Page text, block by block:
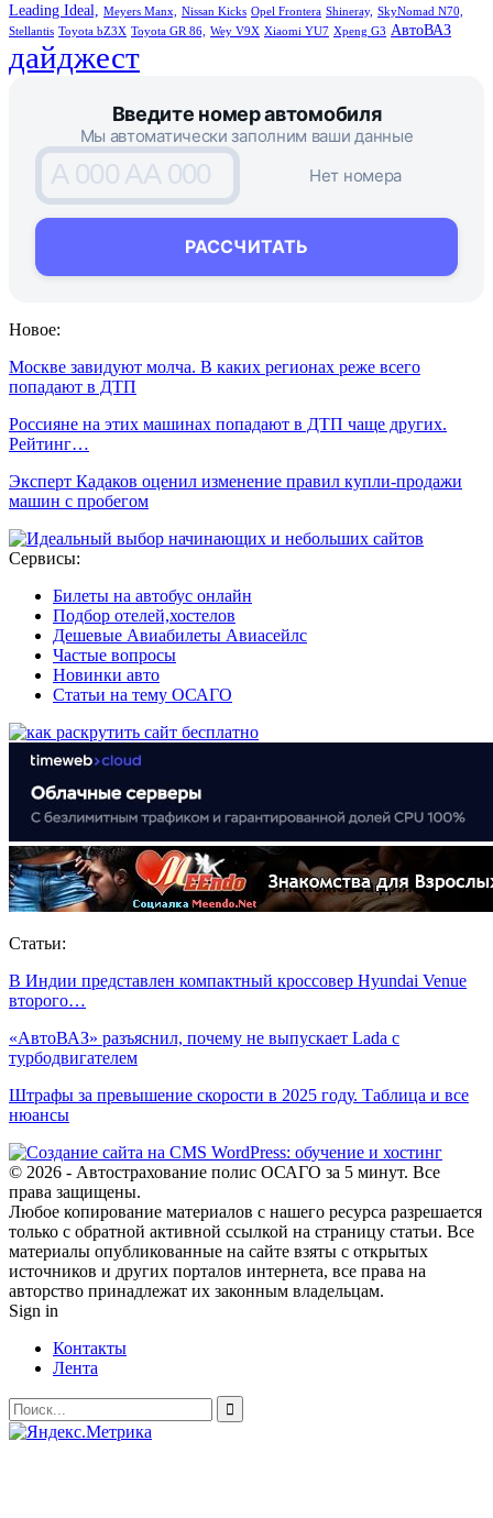
Leading Ideal, Meyers Manx, Nissan Kicks Opel Frontera Shineray, SkyNomad N70,
Stellantis Toyota bZ3X Toyota GR 86, Wey V9X Xiaomi YU7 Xpeng G3 АвтоВАЗ
дайджест
Введите номер автомобиля
Мы автоматически заполним ваши данные
A 000 AA 000
РАССЧИТАТЬ
Нет номера
Новое:
Москве завидуют молча. В каких регионах реже всего
попадают в ДТП
Россияне на этих машинах попадают в ДТП чаще других.
Рейтинг…
Эксперт Кадаков оценил изменение правил купли-продажи
машин с пробегом
Сервисы:
Билеты на автобус онлайн
Подбор отелей,хостелов
Дешевые Авиабилеты Авиасейлс
Частые вопросы
Новинки авто
Статьи на тему ОСАГО
Статьи:
В Индии представлен компактный кроссовер Hyundai Venue
второго…
«АвтоВАЗ» разъяснил, почему не выпускает Lada с
турбодвигателем
Штрафы за превышение скорости в 2025 году. Таблица и все
нюансы
© 2026 - Автострахование полис ОСАГО за 5 минут. Все
права защищены.
Любое копирование материалов с нашего ресурса разрешается
только с обратной активной ссылкой на страницу статьи. Все
материалы опубликованные на сайте взяты с открытых
источников и других порталов интернета, все права на
авторство принадлежат их законным владельцам.
Sign in
Контакты
Лента